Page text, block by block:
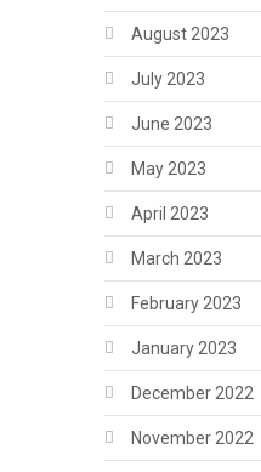
August 2023
July 2023
June 2023
May 2023
April 2023
March 2023
February 2023
January 2023
December 2022
November 2022